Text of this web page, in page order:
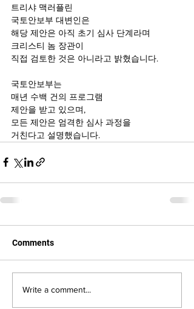
트리샤 맥러플린
국토안보부 대변인은
해당 제안은 아직 초기 심사 단계라며
크리스티 놈 장관이
직접 검토한 것은 아니라고 밝혔습니다.
국토안보부는
매년 수백 건의 프로그램
제안을 받고 있으며,
모든 제안은 엄격한 심사 과정을
거친다고 설명했습니다.
Comments
Write a comment...